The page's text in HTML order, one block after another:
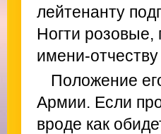
лейтенанту
Ногти розовые,
имени-
Положение
Армии. Если
вроде как